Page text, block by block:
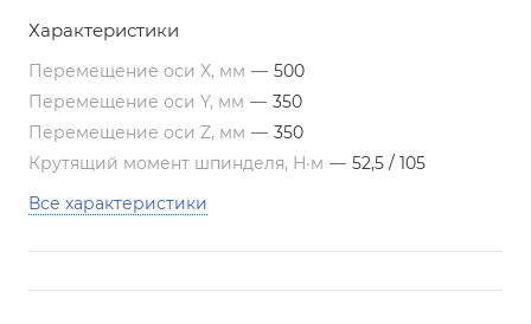
Характеристики
Перемещение оси X, мм — 500
Перемещение оси Y, мм — 350
Перемещение оси Z, мм — 350
Крутящий момент шпинделя, Н·м — 52,5 / 105
Все характеристики